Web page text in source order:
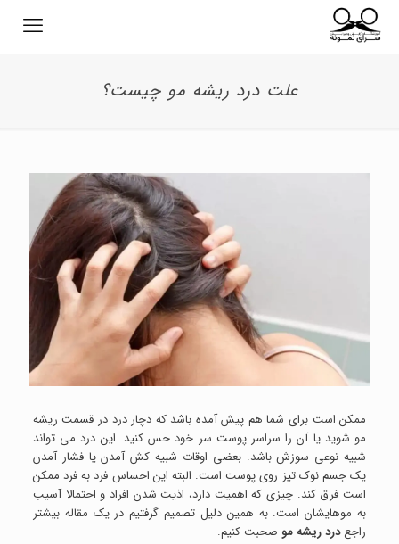
علت درد ریشه مو چیست؟
ممکن است برای شما هم پیش آمده باشد که دچار درد در قسمت ریشه
مو شوید یا آن را سراسر پوست سر خود حس کنید. این درد می تواند
شبیه نوعی سوزش باشد. بعضی اوقات شبیه کش آمدن یا فشار آمدن
یک جسم نوک تیز روی پوست است. البته این احساس فرد به فرد ممکن
است فرق کند. چیزی که اهمیت دارد، اذیت شدن افراد و احتمالا آسیب
به موهایشان است. به همین دلیل تصمیم گرفتیم در یک مقاله بیشتر
راجعدرد ریشه مو صحبت کنیم.